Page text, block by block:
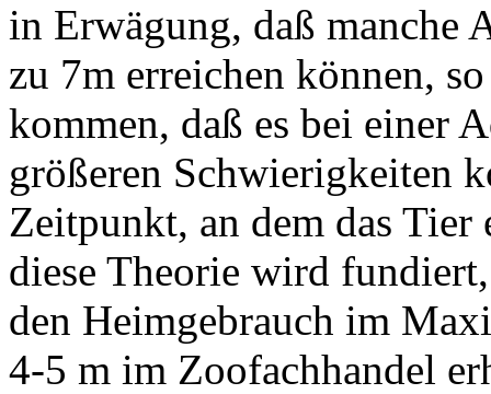
in Erwägung, daß manche
zu 7m erreichen können,
kommen, daß es bei einer
größeren Schwierigkeiten
Zeitpunkt, an dem das
diese Theorie wird
den Heimgebrauch im
4-5 m im Zoofachhandel